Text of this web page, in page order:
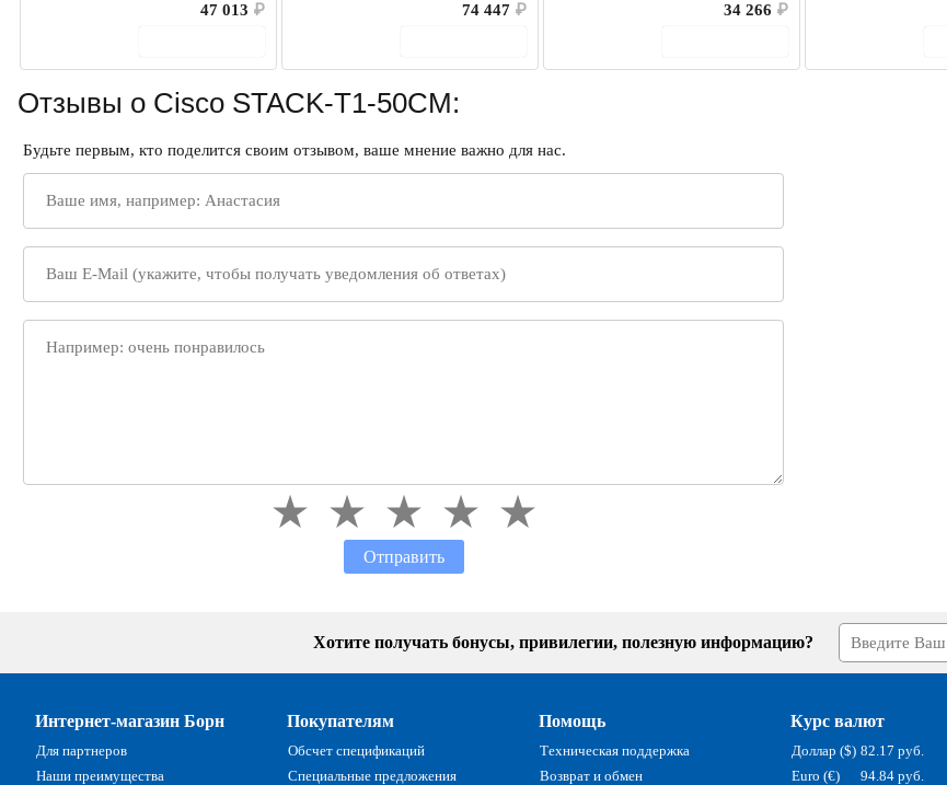
47 013 ₽
74 447 ₽
34 266 ₽
Отзывы о Cisco STACK-T1-50CM:
Будьте первым, кто поделится своим отзывом, ваше мнение важно для нас.
Отправить
Хотите получать бонусы, привилегии, полезную информацию?
Интернет-магазин Борн
Для партнеров
Наши преимущества
Покупателям
Обсчет спецификаций
Специальные предложения
Помощь
Техническая поддержка
Возврат и обмен
Курс валют
Доллар ($) 82.17 руб.
Euro (€)
94.84 руб.